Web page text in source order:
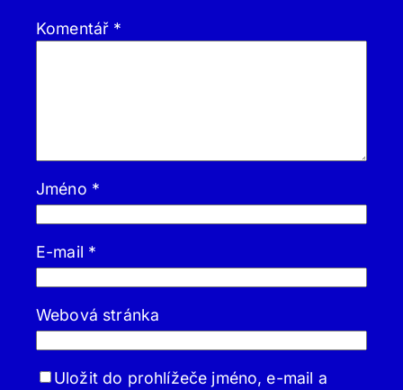
Komentář *
Jméno *
E-mail *
Webová stránka
Uložit do prohlížeče jméno, e-mail a